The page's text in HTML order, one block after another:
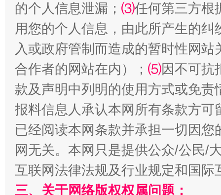
受贿1.44亿！段成刚被判无期 从幼
的个人信息泄漏； ⑶任何第三方根
用您的个人信息，由此所产生的纠
入或政府管制而造成的暂时性网
合作者的网站在内）； ⑸因不可抗
款及声明中列明的使用方式或免责
报料信息人承认本网所有条款方
已经阅读本网条款并承担一切因
网无关。本网只是提供公众/公民/
互联网法律法规及行业规定和国
三、关于网络版权权属问题：